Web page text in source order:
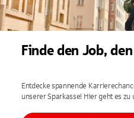
Finde den Job,
Entdecke spannende
unserer Sparkasse! Hier geht es